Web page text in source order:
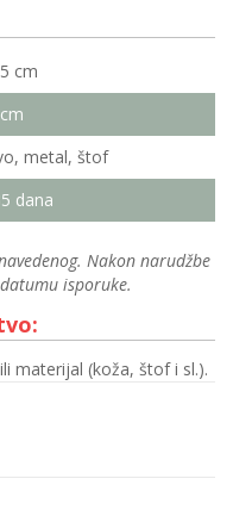
cm
metal, štof
dana
Nakon narudžbe
isporuke.
materijal (koža, štof i sl.).